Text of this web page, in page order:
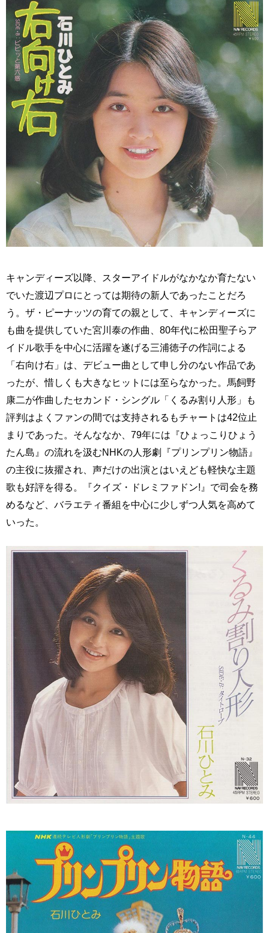
キャンディーズ以降、スターアイドルがなかなか育たない
でいた渡辺プロにとっては期待の新人であったことだろ
う。ザ・ピーナッツの育ての親として、キャンディーズに
も曲を提供していた宮川泰の作曲、80年代に松田聖子らア
イドル歌手を中心に活躍を遂げる三浦徳子の作詞による
「右向け右」は、デビュー曲として申し分のない作品であ
ったが、惜しくも大きなヒットには至らなかった。馬飼野
康二が作曲したセカンド・シングル「くるみ割り人形」も
評判はよくファンの間では支持されるもチャートは42位止
まりであった。そんななか、79年には『ひょっこりひょう
たん島』の流れを汲むNHKの人形劇『プリンプリン物語』
の主役に抜擢され、声だけの出演とはいえども軽快な主題
歌も好評を得る。『クイズ・ドレミファドン!』で司会を務
めるなど、バラエティ番組を中心に少しずつ人気を高めて
いった。